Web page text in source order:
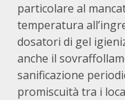
particolare al
temperatura
dosatori di gel
anche il
sanificazione
promiscuità tra i